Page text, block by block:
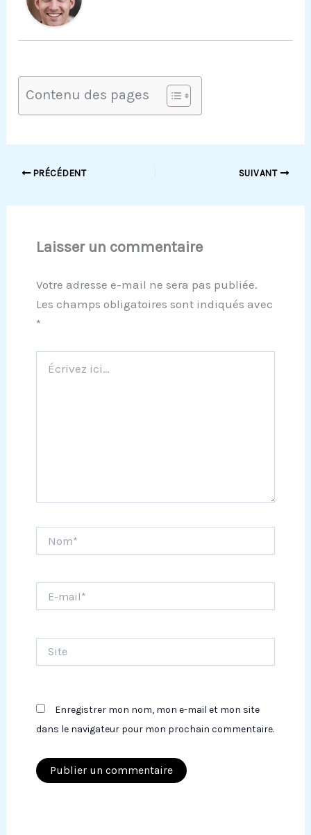
Contenu des pages
PRÉCÉDENT SUIVANT
Laisser un commentaire
Votre adresse e-mail ne sera pas publiée.
Les champs obligatoires sont indiqués avec
*
ici…
mail*
Enregistrer mon nom, mon e-mail et mon site
dans le navigateur pour mon prochain commentaire.